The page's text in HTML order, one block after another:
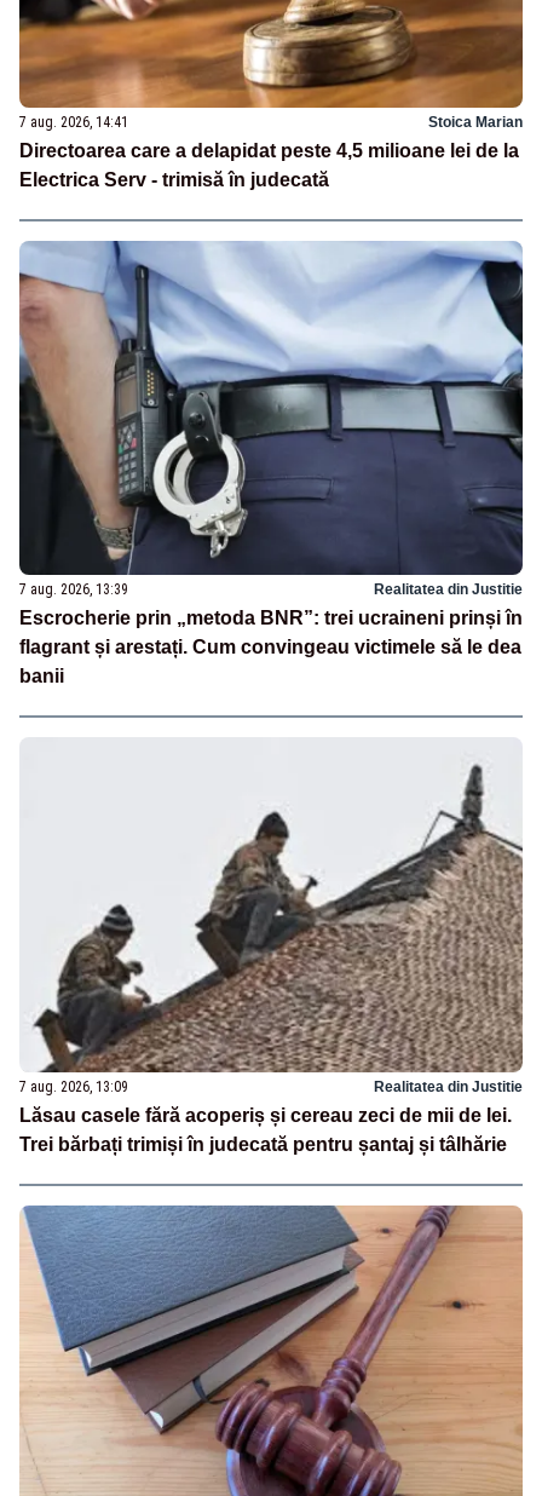
7 aug. 2026, 14:41 Stoica Marian
Directoarea care a delapidat peste 4,5 milioane lei de la
Electrica Serv - trimisă în judecată
7 aug. 2026, 13:39 Realitatea din Justitie
Escrocherie prin „metoda BNR”: trei ucraineni prinși în
flagrant și arestați. Cum convingeau victimele să le dea
banii
7 aug. 2026, 13:09 Realitatea din Justitie
Lăsau casele fără acoperiș și cereau zeci de mii de lei.
Trei bărbați trimiși în judecată pentru șantaj și tâlhărie